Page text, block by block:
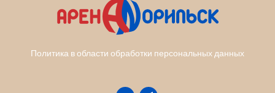
Политика в области обработки персональных данных